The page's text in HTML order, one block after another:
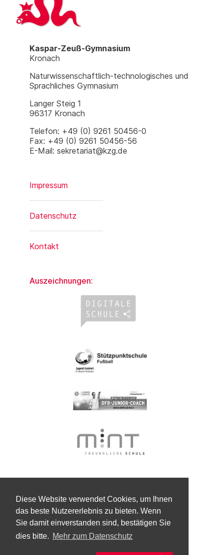
Diese Website verwendet Cookies, um Ihnen
das beste Nutzererlebnis zu bieten. Wenn
Sie damit einverstanden sind, bestätigen Sie
dies bitte. Mehr zum Datenschutz
Kaspar-Zeuß-Gymnasium
Kronach
Naturwissenschaftlich-technologisches und
Sprachliches Gymnasium
Langer Steig 1
96317 Kronach
Telefon: +49 (0) 9261 50456-0
Fax: +49 (0) 9261 50456-56
E-Mail: sekretariat@kzg.de
Impressum
Datenschutz
Kontakt
Auszeichnungen: